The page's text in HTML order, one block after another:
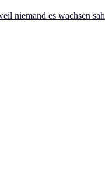
niemand es wachsen sah